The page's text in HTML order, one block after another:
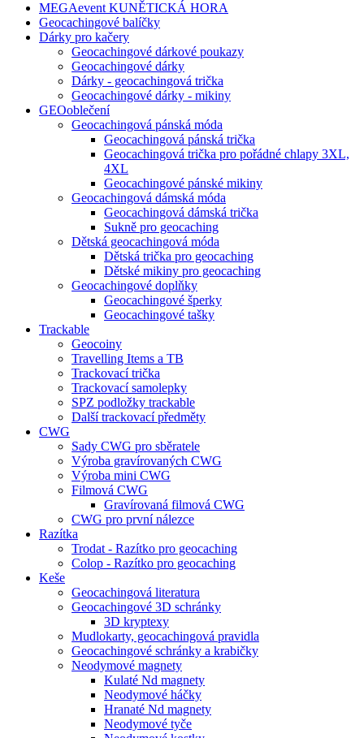
MEGAevent KUNĚTICKÁ HORA
Geocachingové balíčky
Dárky pro kačery
Geocachingové dárkové poukazy
Geocachingové dárky
Dárky - geocachingová trička
Geocachingové dárky - mikiny
GEOoblečení
Geocachingová pánská móda
Geocachingová pánská trička
Geocachingová trička pro pořádné chlapy 3XL,
4XL
Geocachingové pánské mikiny
Geocachingová dámská móda
Geocachingová dámská trička
Sukně pro geocaching
Dětská geocachingová móda
Dětská trička pro geocaching
Dětské mikiny pro geocaching
Geocachingové doplňky
Geocachingové šperky
Geocachingové tašky
Trackable
Geocoiny
Travelling Items a TB
Trackovací trička
Trackovací samolepky
SPZ podložky trackable
Další trackovací předměty
CWG
Sady CWG pro sběratele
Výroba gravírovaných CWG
Výroba mini CWG
Filmová CWG
Gravírovaná filmová CWG
CWG pro první nálezce
Razítka
Trodat - Razítko pro geocaching
Colop - Razítko pro geocaching
Keše
Geocachingová literatura
Geocachingové 3D schránky
3D kryptexy
Mudlokarty, geocachingová pravidla
Geocachingové schránky a krabičky
Neodymové magnety
Kulaté Nd magnety
Neodymové háčky
Hranaté Nd magnety
Neodymové tyče